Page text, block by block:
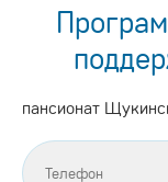
пансионат